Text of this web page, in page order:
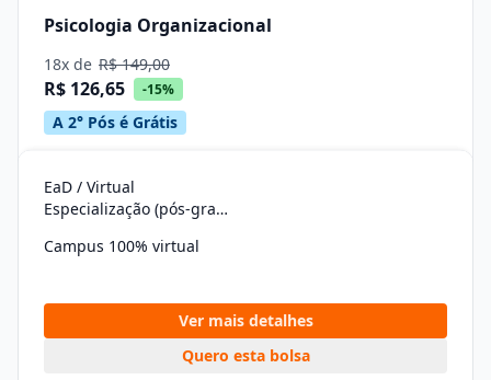
Psicologia Organizacional
18x de R$ 149,00
R$ 126,65 -15%
A 2° Pós é Grátis
EaD / Virtual
Especialização (pós-graduação)
Campus 100% virtual
Ver mais detalhes
Quero esta bolsa